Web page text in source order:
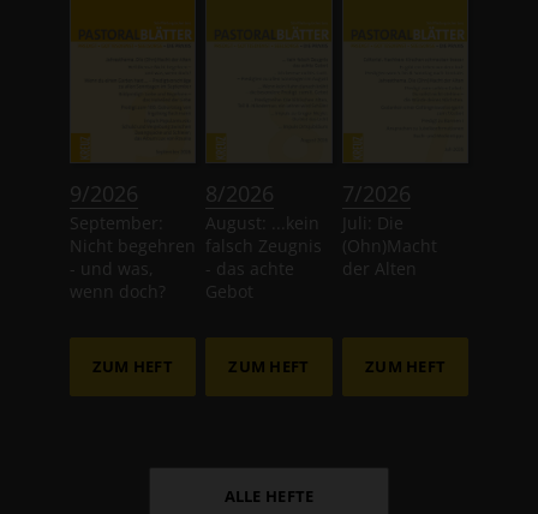
9/2026
September:
Nicht begehren
- und was,
wenn doch?
ZUM HEFT
8/2026
August: ...kein
falsch Zeugnis
- das achte
Gebot
ZUM HEFT
7/2026
Juli: Die
(Ohn)Macht
der Alten
ZUM HEFT
ALLE HEFTE